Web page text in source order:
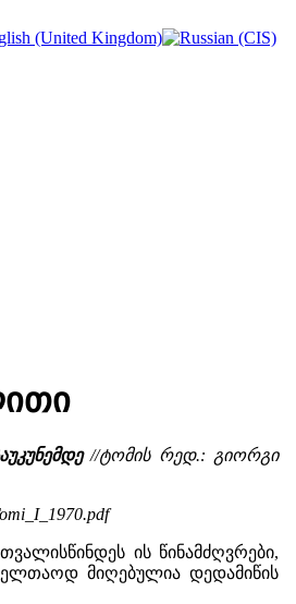
//ტომის რედ.: გიორგი
ის წინამძღვრები,
მიღებულია დედამიწის